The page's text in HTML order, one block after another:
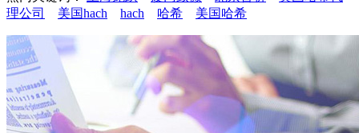
理公司
美国hach hach 哈希 美国哈希